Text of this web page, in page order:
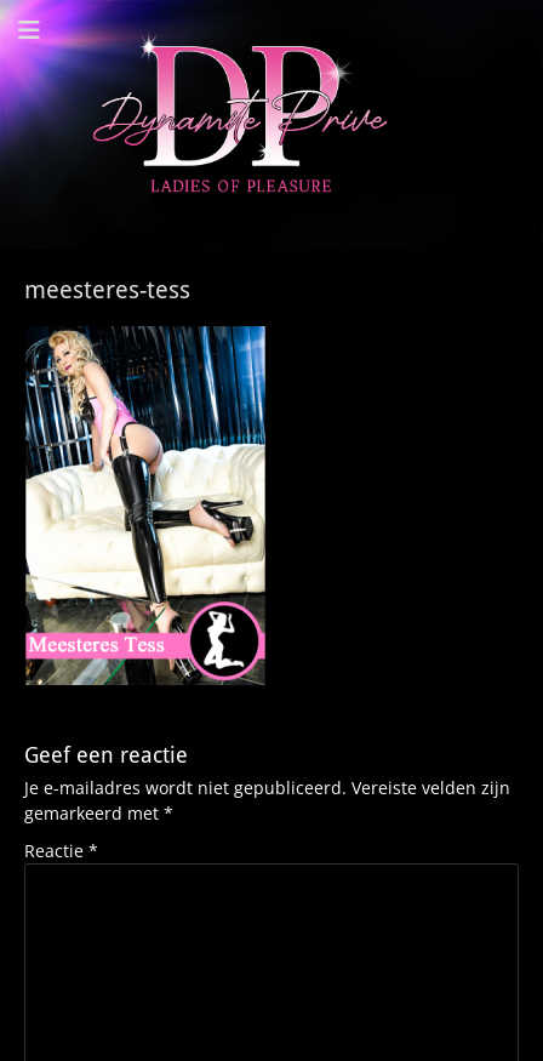
Dynamite Prive -
Privehuis Nieuwegein
meesteres-tess
Geef een reactie
Je e-mailadres wordt niet gepubliceerd. Vereiste velden zijn
gemarkeerd met *
Reactie *